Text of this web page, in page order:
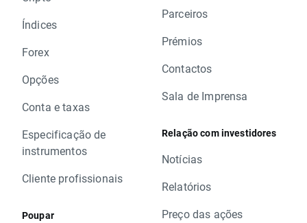
Índices
Forex
Opções
Conta e taxas
Especificação de
instrumentos
Cliente profissionais
Poupar
Parceiros
Prémios
Contactos
Sala de Imprensa
Relação com investidores
Notícias
Relatórios
Preço das ações